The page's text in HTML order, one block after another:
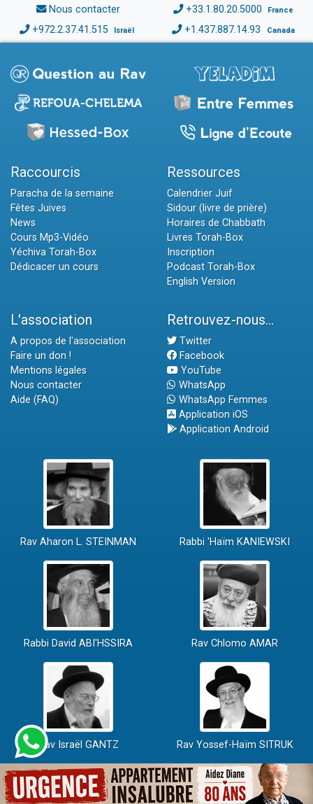
Nous contacter +33.1.80.20.5000 France
+972.2.37.41.515 Israël +1.437.887.14.93 Canada
Raccourcis
Paracha de la semaine
Fêtes Juives
News
Cours Mp3-Vidéo
Yéchiva Torah-Box
Dédicacer un cours
Ressources
Calendrier Juif
Sidour (livre de prière)
Horaires de Chabbath
Livres Torah-Box
Inscription
Podcast Torah-Box
English Version
L'association
A propos de l'association
Faire un don !
Mentions légales
Nous contacter
Aide (FAQ)
Retrouvez-nous...
Twitter
Facebook
YouTube
WhatsApp
WhatsApp Femmes
Application iOS
Application Android
Rav Aharon L. STEINMAN Rabbi 'Haïm KANIEWSKI
Rabbi David ABI'HSSIRA Rav Chlomo AMAR
Rav Israël GANTZ Rav Yossef-Haïm SITRUK